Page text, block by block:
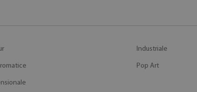
Industriale
Pop Art